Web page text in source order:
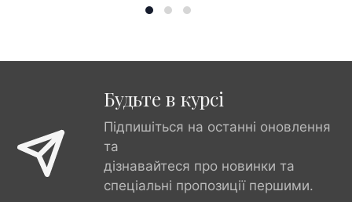
Будьте в курсі
Підпишіться на останні оновлення
та
дізнавайтеся про новинки та
спеціальні пропозиції першими.